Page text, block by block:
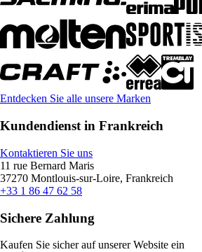
Entdecken Sie alle unsere Marken
Kundendienst in Frankreich
Kontaktieren Sie uns
11 rue Bernard Maris
37270 Montlouis-sur-Loire, Frankreich
+33 1 86 47 62 58
Sichere Zahlung
Kaufen Sie sicher auf unserer Website ein